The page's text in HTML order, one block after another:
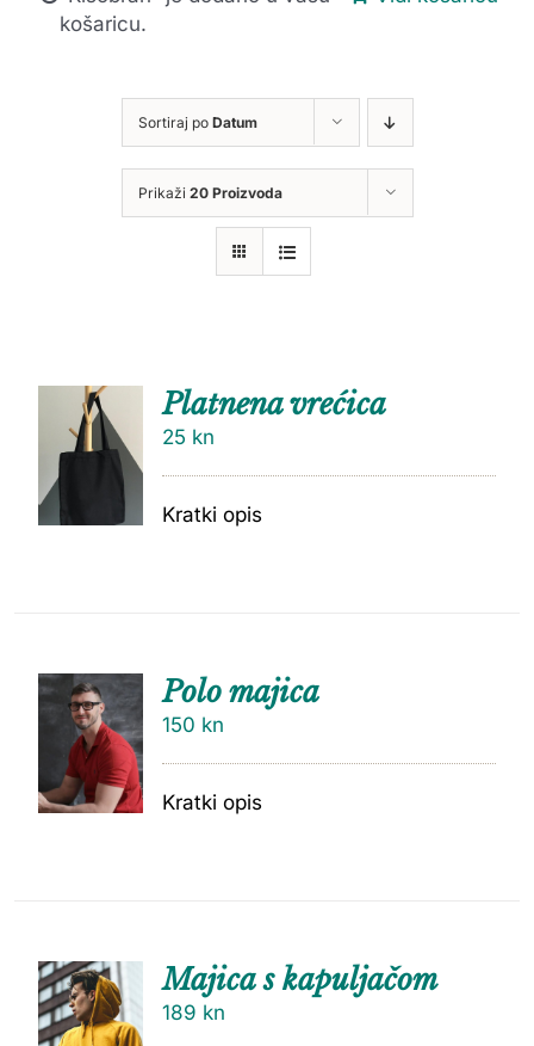
košaricu.
Sortiraj po Datum
Prikaži 20 Proizvoda
DODAJ
Platnena vrećica
25 kn
Kratki opis
DODAJ
U
KOŠARI
Polo majica
150 kn
Kratki opis
U
KOŠARI
Majica s kapuljačom
189 kn